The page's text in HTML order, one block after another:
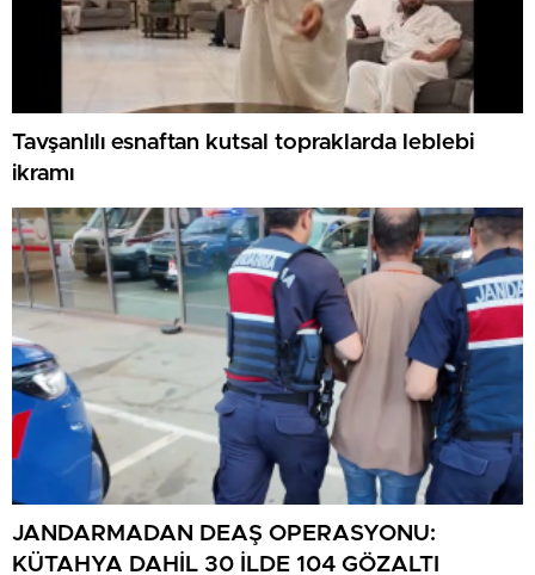
Tavşanlılı esnaftan kutsal topraklarda leblebi
ikramı
JANDARMADAN DEAŞ OPERASYONU:
KÜTAHYA DAHİL 30 İLDE 104 GÖZALTI